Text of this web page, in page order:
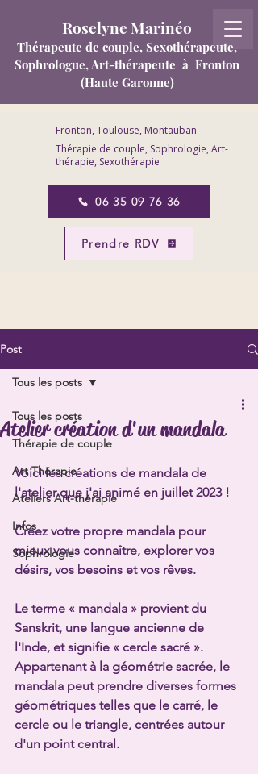
Fronton, Toulouse, Montauban
Thérapie de couple, Sophrologie, Art-
thérapie, Sexothérapie
06 35 09 76 36
Prendre RDV
Roselyne Marinéo
Thérapeute de couple, Sexothérapeute,
Sophrologue, Art-thérapeute à Fronton
(Haute Garonne)
Post
Tous les posts
Thérapie de couple
Art Thérapie
Ateliers Art-thérapie
Infos
Sophrologie
Tous les posts
Atelier création d'un mandala
Voici les créations de mandala de
l'atelier que j'ai animé en juillet 2023 !
Créez votre propre mandala pour
mieux vous connaître, explorer vos
désirs, vos besoins et vos rêves.
Le terme « mandala » provient du
Sanskrit, une langue ancienne de
l'Inde, et signifie « cercle sacré ».
Appartenant à la géométrie sacrée, le
mandala peut prendre diverses formes
géométriques telles que le carré, le
cercle ou le triangle, centrées autour
d'un point central.